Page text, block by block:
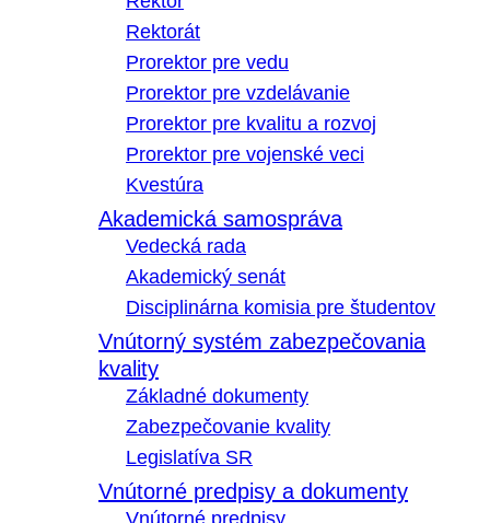
Rektorát
Prorektor pre vedu
Prorektor pre vzdelávanie
Prorektor pre kvalitu a rozvoj
Prorektor pre vojenské veci
Kvestúra
Akademická samospráva
Vedecká rada
Akademický senát
Disciplinárna komisia pre študentov
Vnútorný systém zabezpečovania
kvality
Základné dokumenty
Zabezpečovanie kvality
Legislatíva SR
Vnútorné predpisy a dokumenty